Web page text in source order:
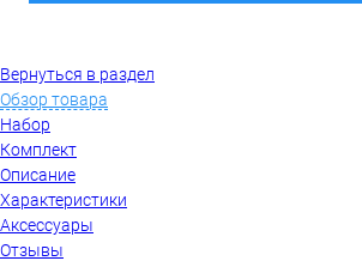
Вернуться в раздел
Обзор товара
Набор
Комплект
Описание
Характеристики
Аксессуары
Отзывы